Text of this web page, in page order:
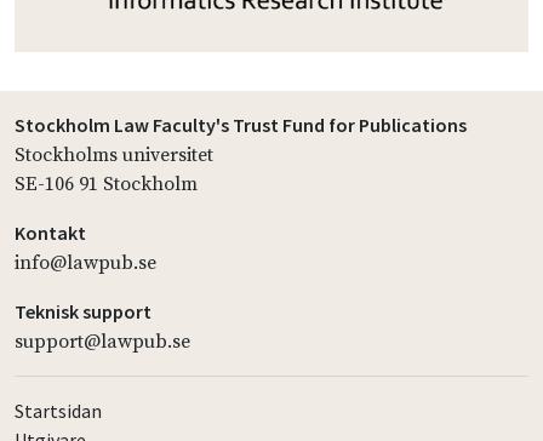
Stockholm Law Faculty's Trust Fund for Publications
Stockholms universitet
SE-106 91 Stockholm
Kontakt
info@lawpub.se
Teknisk support
support@lawpub.se
Startsidan